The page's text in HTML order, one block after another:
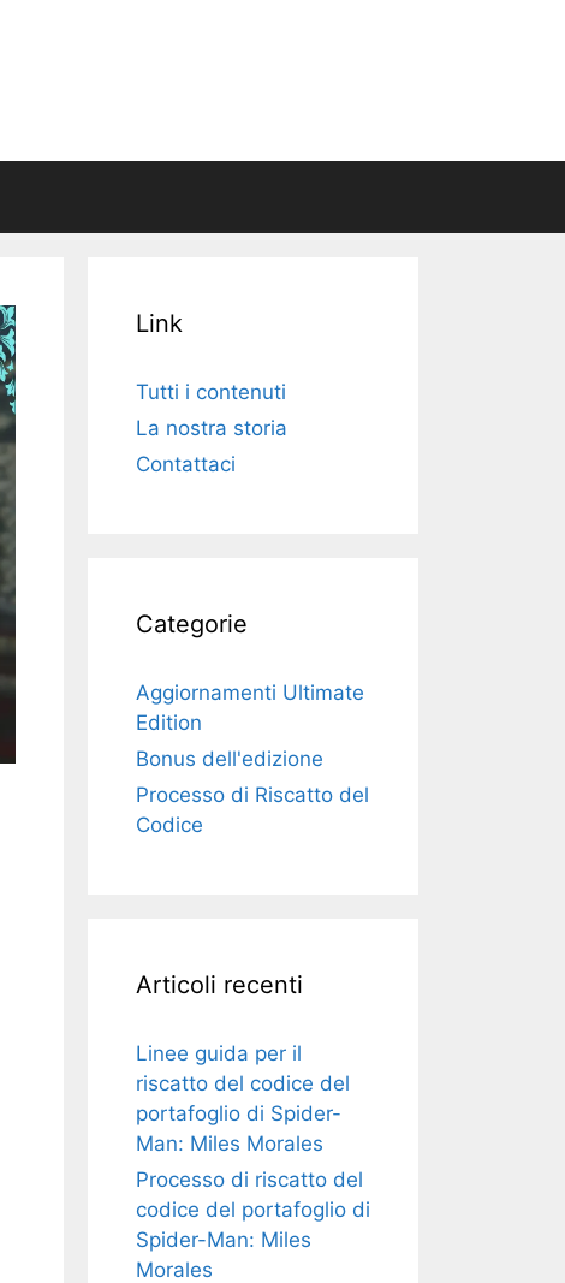
Link
Tutti i contenuti
La nostra storia
Contattaci
Categorie
Aggiornamenti Ultimate
Edition
Bonus dell'edizione
Processo di Riscatto del
Codice
Articoli recenti
Linee guida per il
riscatto del codice del
portafoglio di Spider-
Man: Miles Morales
Processo di riscatto del
codice del portafoglio di
Spider-Man: Miles
Morales